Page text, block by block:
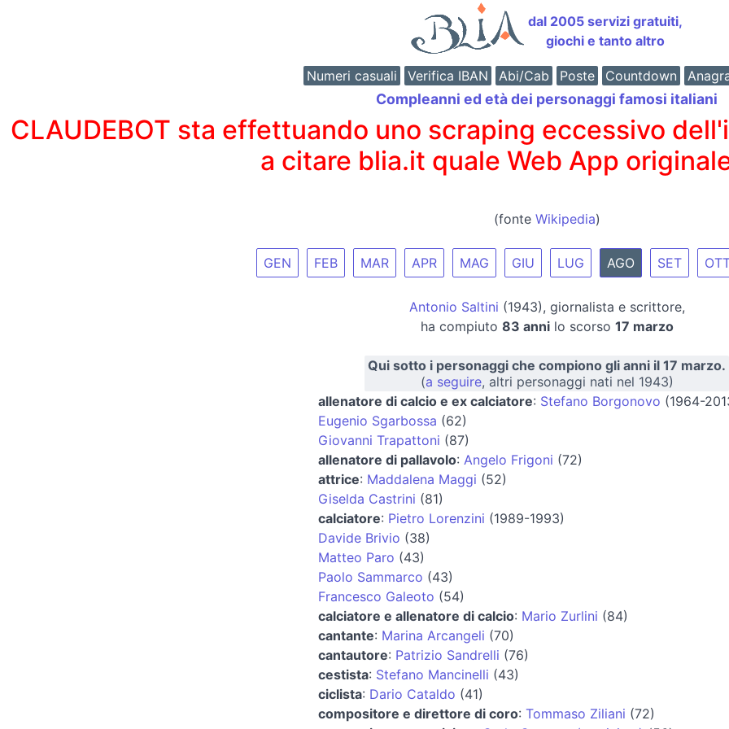
dal 2005 servizi gratuiti,
giochi e tanto altro
Numeri casuali Verifica IBAN Abi/Cab Poste Countdown
Compleanni ed età dei personaggi famosi italiani
CLAUDEBOT sta effettuando uno scraping eccessivo
a citare blia.it quale Web App
(fonte Wikipedia)
GEN FEB MAR APR MAG GIU LUG AGO SET
Antonio Saltini (1943), giornalista e scrittore,
ha compiuto 83 annilo scorso 17 marzo
Qui sotto i personaggi che compiono gli anni il 17 marzo.
(a seguire, altri personaggi nati nel 1943)
allenatore di calcio e ex calciatore: Stefano Borgonovo (1964-
Eugenio Sgarbossa (62)
Giovanni Trapattoni (87)
allenatore di pallavolo: Angelo Frigoni (72)
attrice: Maddalena Maggi (52)
Giselda Castrini (81)
calciatore: Pietro Lorenzini (1989-1993)
Davide Brivio (38)
Matteo Paro (43)
Paolo Sammarco (43)
Francesco Galeoto (54)
calciatore e allenatore di calcio: Mario Zurlini (84)
cantante: Marina Arcangeli (70)
cantautore: Patrizio Sandrelli (76)
cestista: Stefano Mancinelli (43)
ciclista: Dario Cataldo (41)
compositore e direttore di coro: Tommaso Ziliani (72)